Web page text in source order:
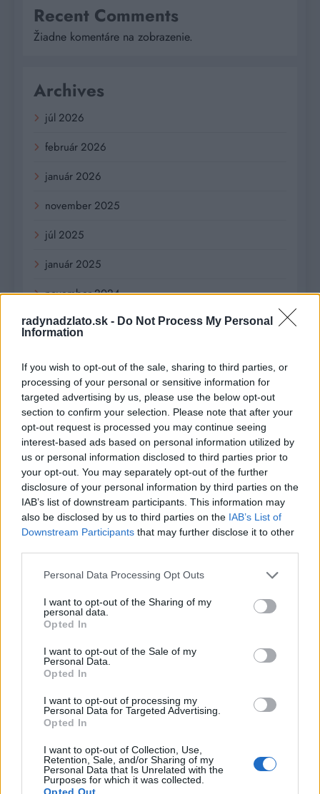
radynadzlato.sk - Do Not Process My Personal
Information
If you wish to opt-out of the sale, sharing to third parties, or
processing of your personal or sensitive information for
targeted advertising by us, please use the below opt-out
section to confirm your selection. Please note that after your
opt-out request is processed you may continue seeing
interest-based ads based on personal information utilized by
us or personal information disclosed to third parties prior to
your opt-out. You may separately opt-out of the further
disclosure of your personal information by third parties on the
IAB’s list of downstream participants. This information may
also be disclosed by us to third parties on the IAB’s List of
Downstream Participants that may further disclose it to other
Personal Data Processing Opt Outs
I want to opt-out of the Sharing of my
personal data.
Opted In
I want to opt-out of the Sale of my
Personal Data.
Opted In
I want to opt-out of processing my
Personal Data for Targeted Advertising.
Opted In
I want to opt-out of Collection, Use,
Retention, Sale, and/or Sharing of my
Personal Data that Is Unrelated with the
Purposes for which it was collected.
Opted Out
Recent Comments
Žiadne komentáre na zobrazenie.
Archives
júl 2026
február 2026
január 2026
november 2025
júl 2025
január 2025
november 2024
október 2024
august 2024
júl 2024
jún 2024
apríl 2024
marec 2024
február 2024
január 2024
november 2023
september 2023
august 2023
júl 2023
jún 2023
máj 2023